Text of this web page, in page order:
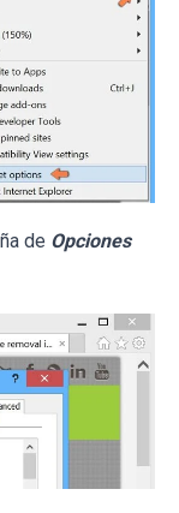
de Opciones